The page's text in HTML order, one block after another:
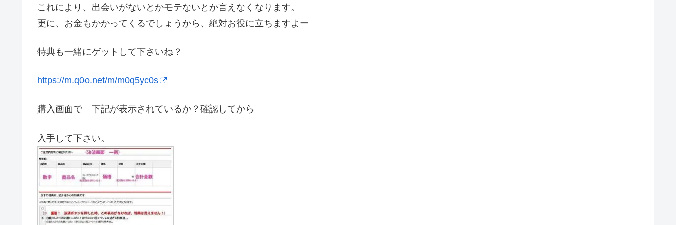
これにより、出会いがないとかモテないとか言えなくなります。
更に、お金もかかってくるでしょうから、絶対お役に立ちますよー
特典も一緒にゲットして下さいね？
https://m.q0o.net/m/m0q5yc0s
購入画面で 下記が表示されているか？確認してから
入手して下さい。